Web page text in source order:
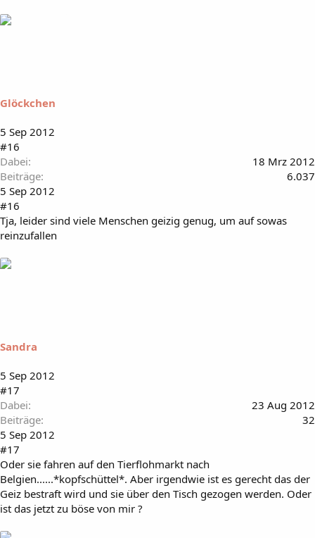
Glöckchen
5 Sep 2012
#16
Dabei
18 Mrz 2012
Beiträge
6.037
5 Sep 2012
#16
Tja, leider sind viele Menschen geizig genug, um auf sowas
reinzufallen
Sandra
5 Sep 2012
#17
Dabei
23 Aug 2012
Beiträge
32
5 Sep 2012
#17
Oder sie fahren auf den Tierflohmarkt nach
Belgien......*kopfschüttel*. Aber irgendwie ist es gerecht das der
Geiz bestraft wird und sie über den Tisch gezogen werden. Oder
ist das jetzt zu böse von mir ?